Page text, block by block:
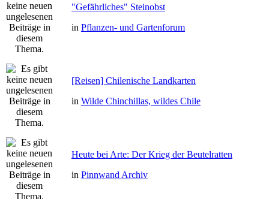
"Gefährliches" Steinobst
in Pflanzen- und Gartenforum
[Reisen] Chilenische Landkarten
in Wilde Chinchillas, wildes Chile
Heute bei Arte: Der Krieg der Beutelratten
in Pinnwand Archiv